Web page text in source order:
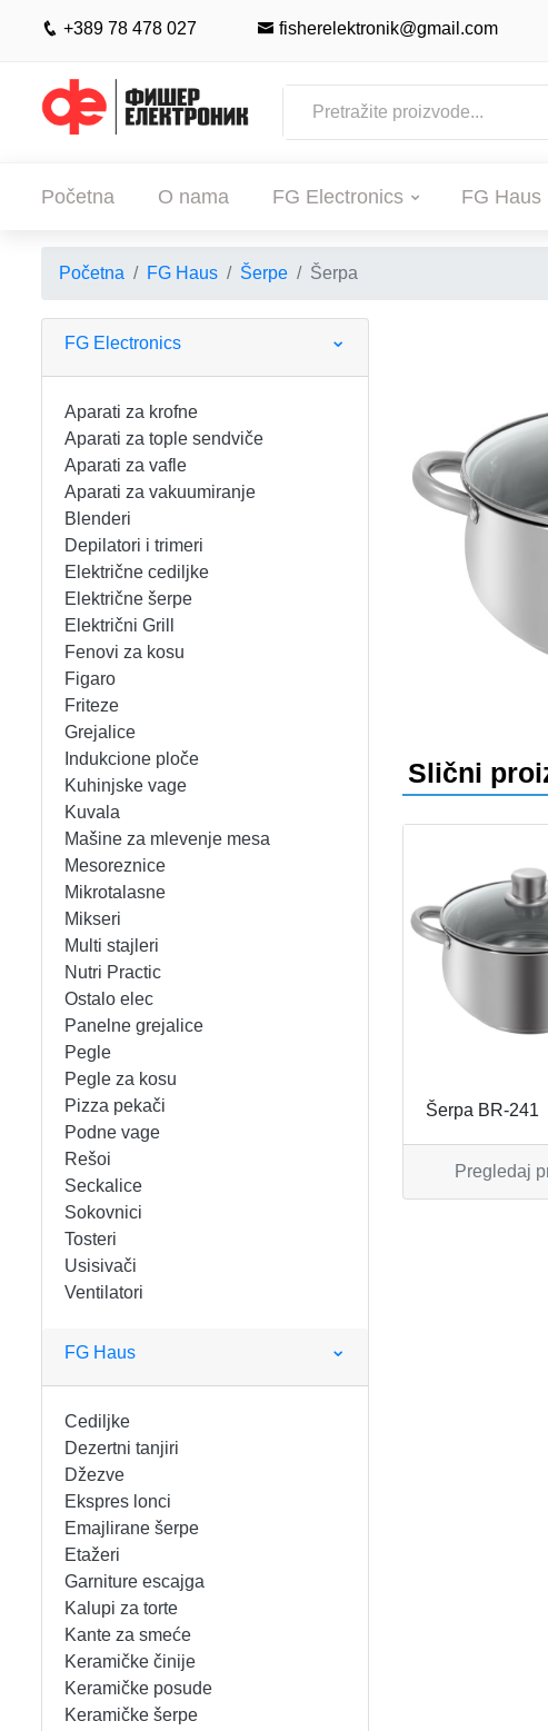
+389 78 478 027 fisherelektronik@gmail.com
Početna O nama FG Electronics FG Haus
POČETNA
APARATI ZA KROFNE
APARATI ZA TOPLE SENDVIČE
APARATI ZA VAFLE
APARATI ZA VAKUUMIRANJE
BLENDERI
DEPILATORI I TRIMERI
ELEKTRIČNE CEDILJKE
ELEKTRIČNE ŠERPE
ELEKTRIČNI GRILL
FENOVI ZA KOSU
FIGARO
FRITEZE
GREJALICE
INDUKCIONE PLOČE
KUHINJSKE VAGE
KUVALA
MAŠINE ZA MLEVENJE MESA
MIKROTALASNE
MIKSERI
MULTI STAJLERI
NUTRI PRACTIC
OSTALO ELEC
FG HAUS
CEDILJKE
DEZERTNI TANJIRI
DŽEZVE
EKSPRES LONCI
EMAJLIRANE ŠERPE
ETAŽERI
GARNITURE ESCAJGA
KALUPI ZA TORTE
KANTE ZA SMEĆE
KERAMIČKE ČINIJE
KERAMIČKE POSUDE
KERAMIČKE ŠERPE
KERAMIČKE TEPSIJE I KALUPI
KORPE ZA HLEB
KUHINJSKA POMAGALA
KUHINJSKE POSUDE
MOPOVI
NOŽEVI
OSTALO
POJEDINAČNI ESCAJG
POSLUŽAVNICI
KONTAKT
+389 78 478 027 Prijava
Početna FG Haus Šerpe Šerpa
FG Electronics
Aparati za krofne
Aparati za tople sendviče
Aparati za vafle
Aparati za vakuumiranje
Blenderi
Depilatori i trimeri
Električne cediljke
Električne šerpe
Električni Grill
Fenovi za kosu
Figaro
Friteze
Grejalice
Indukcione ploče
Kuhinjske vage
Kuvala
Mašine za mlevenje mesa
Mesoreznice
Mikrotalasne
Mikseri
Multi stajleri
Nutri Practic
Ostalo elec
Panelne grejalice
Pegle
Pegle za kosu
Pizza pekači
Podne vage
Rešoi
Seckalice
Sokovnici
Tosteri
Usisivači
Ventilatori
FG Haus
Cediljke
Dezertni tanjiri
Džezve
Ekspres lonci
Emajlirane šerpe
Etažeri
Garniture escajga
Kalupi za torte
Kante za smeće
Keramičke činije
Keramičke posude
Keramičke šerpe
Slični
Šerpa BR-241
Pregledaj